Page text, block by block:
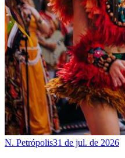
N. Petrópolis31 de jul. de 2026